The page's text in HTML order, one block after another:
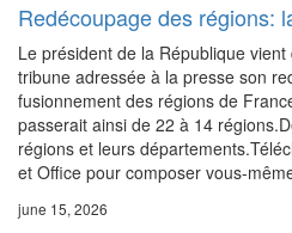
Redécoupage des régions:
Le président de la République
tribune adressée à la presse son
fusionnement des régions de
passerait ainsi de 22 à 14
régions et leurs
et Office pour composer vous-
june 15, 2026